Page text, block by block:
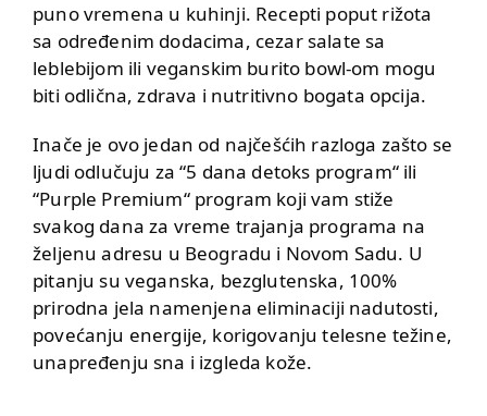
puno vremena u kuhinji. Recepti poput rižota
sa određenim dodacima, cezar salate sa
leblebijom ili veganskim burito bowl-om mogu
biti odlična, zdrava i nutritivno bogata opcija.
Inače je ovo jedan od najčešćih razloga zašto se
ljudi odlučuju za “5 dana detoks program“ ili
“Purple Premium“ program koji vam stiže
svakog dana za vreme trajanja programa na
željenu adresu u Beogradu i Novom Sadu. U
pitanju su veganska, bezglutenska, 100%
prirodna jela namenjena eliminaciji nadutosti,
povećanju energije, korigovanju telesne težine,
unapređenju sna i izgleda kože.